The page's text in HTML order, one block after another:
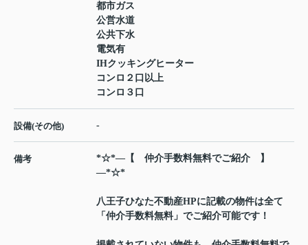
都市ガス
公営水道
公共下水
電気有
IHクッキングヒーター
コンロ２口以上
コンロ３口
設備(その他) -
備考
*☆*―【 仲介手数料無料でご紹介 】
―*☆*
八王子ひなた不動産HPに記載の物件は全て
「仲介手数料無料」でご紹介可能です！